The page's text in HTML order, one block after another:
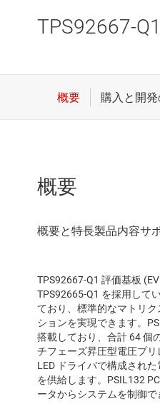
TPS92667-
概要
TPS92667-Q1 評価基板
TPS92665-Q1 を採用して
ており、標準的なマトリ
ションを実現できます。
搭載しており、合計 64 個
チフェーズ昇圧型電圧プ
LED ドライバで構成され
を供給します。PSIL132
ータからシステムを制御で